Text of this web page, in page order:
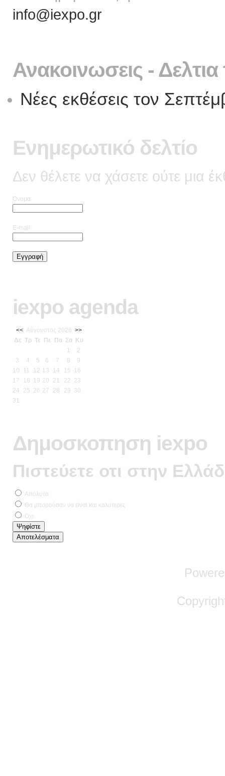
info@iexpo.gr
Ανακοινωσεις -
Νέες εκθέσεις τον
Ενημερωτικό δελτίο
Δεν θέλετε να χάσετε ούτε μια
Όνομα
E-mail
iexpo agenda
<< Αύγουστος 2026 >>
Δε Τρ Τε Πε Πα Σα Κυ
1
2
3
4 5 6 7 8
9
10
11 12 13 14 15
16
17
18 19 20 21 22 23
24
25 26 27 28 29 30
31
Δημοσκοπηση iexpo
Πιστεύετε οτι στην
Απόλυτα
Θα μπορούσαν να είναι και καλύτερες
Οχι